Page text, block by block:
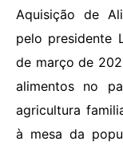
Aquisição de
pelo presidente
de março de
alimentos no
agricultura
à mesa da